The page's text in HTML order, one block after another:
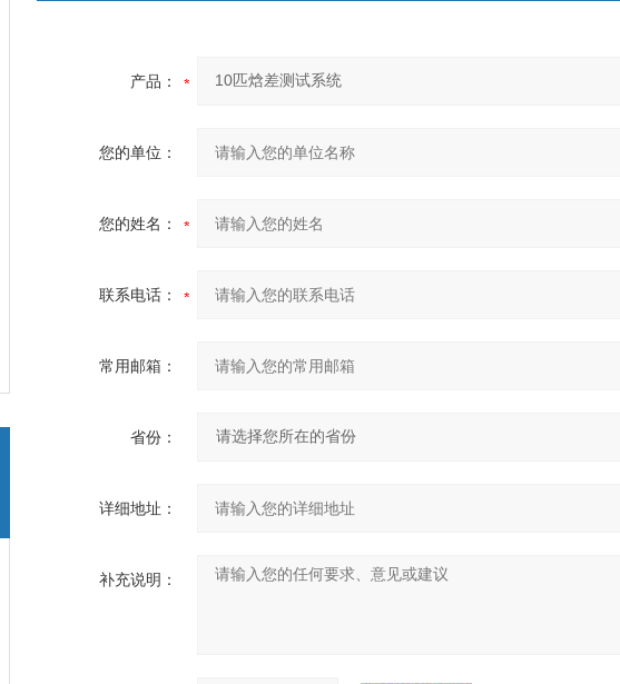
产品：
您的单位：
您的姓名：
联系电话：
常用邮箱：
省份：
详细地址：
补充说明：